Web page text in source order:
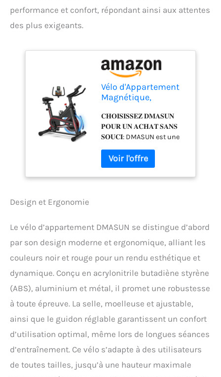
performance et confort, répondant ainsi aux attentes
des plus exigeants.
Vélo d'Appartement
Magnétique,
professionnel Vélo
d'Intérieur
Silencieux, Stable,
Écran LCD,
Résistance à
Ajustement Continu,
Volant d'Inertie
𝐂𝐇𝐎𝐈𝐒𝐈𝐒𝐒𝐄𝐙 𝐃𝐌𝐀𝐒𝐔𝐍
𝐏𝐎𝐔𝐑 𝐔𝐍 𝐀𝐂𝐇𝐀𝐓 𝐒𝐀𝐍𝐒
𝐒𝐎𝐔𝐂𝐈: DMASUN est une
renommée, intégrant la
conception, la production,
la distribution et le service
vendus aux États-Unis, en
Europe, en Asie et dans de
Plus de 2.000.000 de
familles à travers le
confiance à DMASUN - la
marque en laquelle vous
𝐑É𝐒𝐈𝐒𝐓𝐀𝐍𝐂𝐄
𝐌𝐀𝐆𝐍É𝐓𝐈𝐐𝐔𝐄 𝐔𝐋𝐓𝐑𝐀-
𝐏𝐔𝐈𝐒𝐒𝐀𝐍𝐓𝐄 𝐄𝐓
𝐈𝐍𝐂𝐑𝐎𝐘𝐀𝐁𝐋𝐄𝐌𝐄𝐍𝐓
𝐒𝐈𝐋𝐄𝐍𝐂𝐈𝐄𝐔𝐒𝐄: Grâce à
notre système de
Design et Ergonomie
Le vélo d’appartement DMASUN se distingue d’abord
par son design moderne et ergonomique, alliant les
couleurs noir et rouge pour un rendu esthétique et
dynamique. Conçu en acrylonitrile butadiène styrène
(ABS), aluminium et métal, il promet une robustesse
à toute épreuve. La selle, moelleuse et ajustable,
ainsi que le guidon réglable garantissent un confort
d’utilisation optimal, même lors de longues séances
d’entraînement. Ce vélo s’adapte à des utilisateurs
de toutes tailles, jusqu’à une hauteur maximale